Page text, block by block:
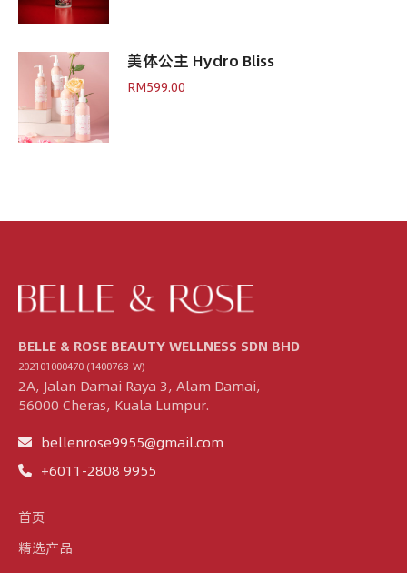
美体公主 Hydro Bliss
RM599.00
BELLE & ROSE BEAUTY WELLNESS SDN BHD
202101000470 (1400768-W)
2A, Jalan Damai Raya 3, Alam Damai,
56000 Cheras, Kuala Lumpur.
bellenrose9955@gmail.com
+6011-2808 9955
首页
精选产品